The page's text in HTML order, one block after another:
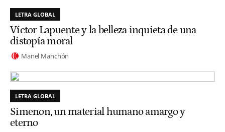
LETRA GLOBAL
Víctor Lapuente y la belleza inquieta de una
distopía moral
Manel Manchón
LETRA GLOBAL
Simenon, un material humano amargo y
eterno